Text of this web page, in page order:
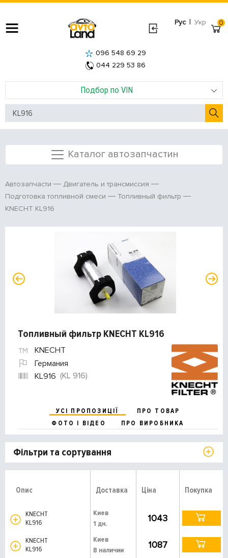
Рус | Укр
Подбор по VIN
096 548 69 29
044 229 53 86
0
Каталог автозапчастин
Автозапчасти
Двигатель и трансмиссия
Подготовка топливной смеси
Топливный фильтр
KNECHT KL916
Топливный фильтр KNECHT KL916
KNECHT
Германия
KL916 (KL 916)
УСІ ПРОПОЗИЦІЇ
ПРО ТОВАР
ФОТО І ВІДЕО
ПРО ВИРОБНИКА
Фільтри та сортування
Опис Доставка Ціна Покупка
KNECHT
KL916
Киев
1 дн.
1043
KNECHT
KL916
Киев
В наличии
1087